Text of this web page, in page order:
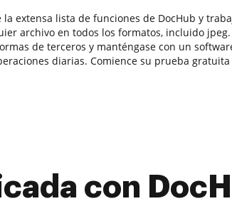
la extensa lista de funciones de DocHub y
archivo en todos los formatos, incluido
de terceros y manténgase con un
diarias. Comience su prueba
con